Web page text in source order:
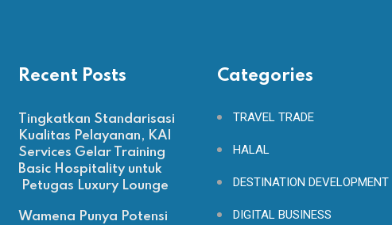
Recent Posts
Tingkatkan Standarisasi
Kualitas Pelayanan, KAI
Services Gelar Training
Basic Hospitality untuk
Petugas Luxury Lounge
Wamena Punya Potensi
Categories
TRAVEL TRADE
HALAL
DESTINATION DEVELOPMENT
DIGITAL BUSINESS